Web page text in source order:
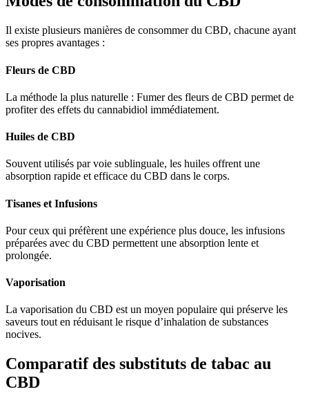
Il existe plusieurs manières de consommer du CBD, chacune ayant
ses propres avantages :
Fleurs de CBD
La méthode la plus naturelle : Fumer des fleurs de CBD permet de
profiter des effets du cannabidiol immédiatement.
Huiles de CBD
Souvent utilisés par voie sublinguale, les huiles offrent une
absorption rapide et efficace du CBD dans le corps.
Tisanes et Infusions
Pour ceux qui préfèrent une expérience plus douce, les infusions
préparées avec du CBD permettent une absorption lente et
prolongée.
Vaporisation
La vaporisation du CBD est un moyen populaire qui préserve les
saveurs tout en réduisant le risque d’inhalation de substances
nocives.
Comparatif des substituts de tabac au
CBD